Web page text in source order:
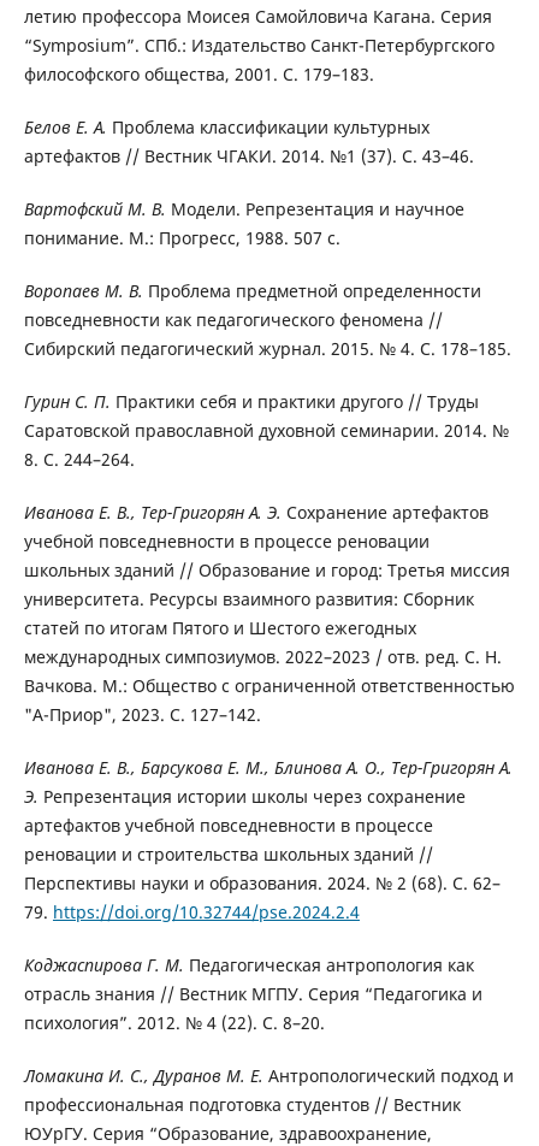
летию профессора Моисея Самойловича Кагана. Серия
“Symposium”. СПб.: Издательство Санкт-Петербургского
философского общества, 2001. C. 179–183.
Белов Е. А. Проблема классификации культурных
артефактов // Вестник ЧГАКИ. 2014. №1 (37). С. 43–46.
Вартофский М. В. Модели. Репрезентация и научное
понимание. М.: Прогресс, 1988. 507 с.
Воропаев М. В. Проблема предметной определенности
повседневности как педагогического феномена //
Сибирский педагогический журнал. 2015. № 4. С. 178–185.
Гурин С. П. Практики себя и практики другого // Труды
Саратовской православной духовной семинарии. 2014. №
8. С. 244–264.
Иванова Е. В., Тер-Григорян А. Э. Сохранение артефактов
учебной повседневности в процессе реновации
школьных зданий // Образование и город: Третья миссия
университета. Ресурсы взаимного развития: Сборник
статей по итогам Пятого и Шестого ежегодных
международных симпозиумов. 2022–2023 / отв. ред. С. Н.
Вачкова. М.: Общество с ограниченной ответственностью
"А-Приор", 2023. С. 127–142.
Иванова Е. В., Барсукова Е. М., Блинова А. О., Тер-Григорян А.
Э. Репрезентация истории школы через сохранение
артефактов учебной повседневности в процессе
реновации и строительства школьных зданий //
Перспективы науки и образования. 2024. № 2 (68). С. 62–
79. https://doi.org/10.32744/pse.2024.2.4
Коджаспирова Г. М. Педагогическая антропология как
отрасль знания // Вестник МГПУ. Серия “Педагогика и
психология”. 2012. № 4 (22). С. 8–20.
Ломакина И. С., Дуранов М. Е. Антропологический подход и
профессиональная подготовка студентов // Вестник
ЮУрГУ. Серия “Образование, здравоохранение,